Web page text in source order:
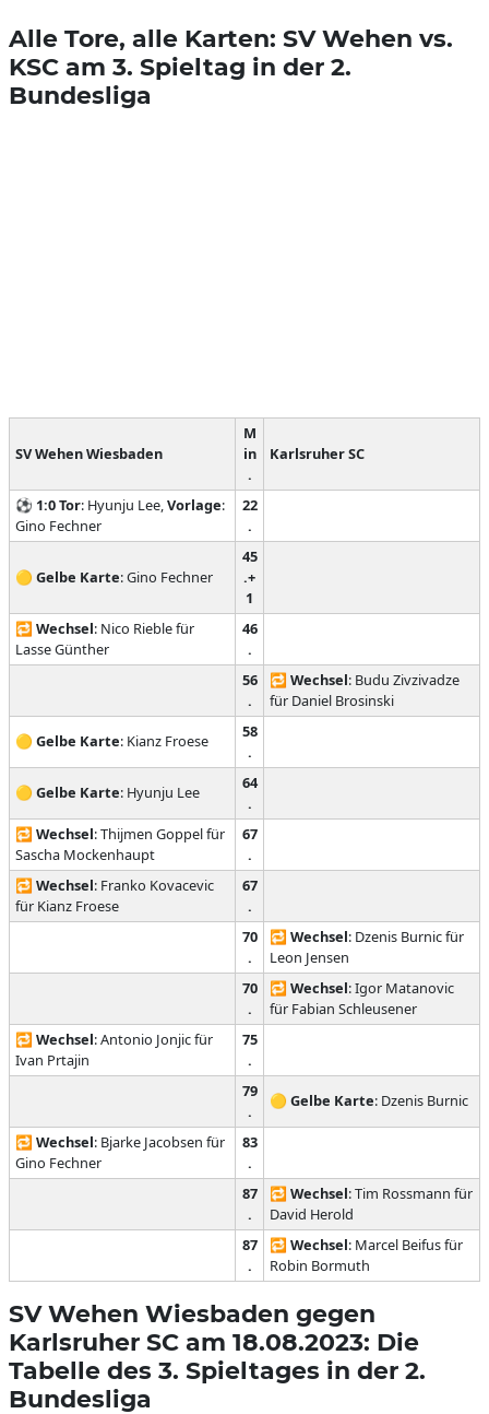
Alle Tore, alle Karten: SV Wehen vs.
KSC am 3. Spieltag in der 2.
Bundesliga
SV Wehen Wiesbaden
M
in
.
Karlsruher SC
⚽ 1:0Tor: Hyunju Lee,Vorlage:
Gino Fechner
22
.
🟡 Gelbe Karte: Gino Fechner
45
.+
1
🔁 Wechsel: Nico Rieble für
Lasse Günther
46
.
56
.
🔁 Wechsel: Budu Zivzivadze
für Daniel Brosinski
🟡 Gelbe Karte: Kianz Froese
58
.
🟡 Gelbe Karte: Hyunju Lee
64
.
🔁 Wechsel: Thijmen Goppel für
Sascha Mockenhaupt
67
.
🔁 Wechsel: Franko Kovacevic
für Kianz Froese
67
.
70
.
🔁 Wechsel: Dzenis Burnic für
Leon Jensen
70
.
🔁 Wechsel: Igor Matanovic
für Fabian Schleusener
🔁 Wechsel: Antonio Jonjic für
Ivan Prtajin
75
.
79
.
🟡 Gelbe Karte: Dzenis Burnic
🔁 Wechsel: Bjarke Jacobsen für
Gino Fechner
83
.
87
.
🔁 Wechsel: Tim Rossmann für
David Herold
87
.
🔁 Wechsel: Marcel Beifus für
Robin Bormuth
SV Wehen Wiesbaden gegen
Karlsruher SC am 18.08.2023: Die
Tabelle des 3. Spieltages in der 2.
Bundesliga